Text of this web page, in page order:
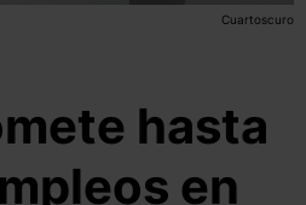
Cuartoscuro
hasta
en